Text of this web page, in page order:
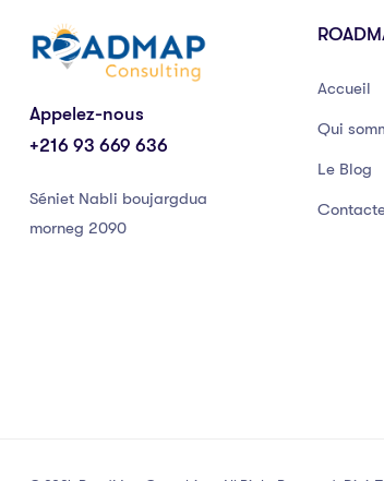
Appelez-nous
+216 93 669 636
Séniet Nabli boujargdua
morneg 2090
Accueil
Qui
Le Blog